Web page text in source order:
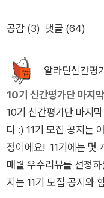
돼.'란 말을 나는 밥에
자와 우리 조상의 영혼
치에서 중요한 것은 어
족 사회에서는 이 시기
붙인다. 그러고 나서 '
시 태어난 죽은 자에게
는 눈에 보이지 않는 것
침을 느꼈다.ㆍㆍㆍㆍ
나? 나는 그게 이상하
않아서 그런가 ㆍㆍㆍ
알래스카에 오는 비행기
오 님이 무스를 찍고
한국에서 나올 수 있을까
땅 누비며 빚은 커다랗
서 선보일 수 있을까.
진으로 빚은 커다란 책
번 문항에서 '예'를
간단한 소개 및 하고 싶
주소를 남겨 주세요. (
제외됩니다.)3. 10기
오)4. 에세이 분야 파트
원하시기 전에 모집 공
공감 (3) 댓글 (64)
알라딘신간평
10기 신간평가단 마지
10기 신간평가단 마지
다 :) 11기 모집 공지는
정이에요! 11기에는 몇
매월 우수리뷰를 선정
지는 11기 모집 공지와